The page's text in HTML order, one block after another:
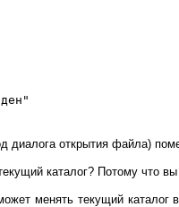
диалога открытия файла)
каталог? Потому что
менять текущий каталог